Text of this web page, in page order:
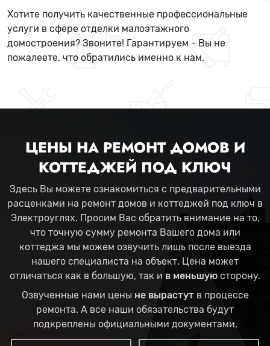
Хотите получить качественные профессиональные
услуги в сфере отделки малоэтажного
домостроения? Звоните! Гарантируем - Вы не
пожалеете, что обратились именно к нам.
ЦЕНЫ НА РЕМОНТ ДОМОВ И
КОТТЕДЖЕЙ ПОД КЛЮЧ
Здесь Вы можете ознакомиться с предварительными
расценками на ремонт домов и коттеджей под ключ в
Электроуглях. Просим Вас обратить внимание на то,
что точную сумму ремонта Вашего дома или
коттеджа мы можем озвучить лишь после выезда
нашего специалиста на объект. Цена может
отличаться как в большую, так ив меньшую сторону.
Озвученные нами цены не вырастутв процессе
ремонта. А все наши обязательства будут
подкреплены официальными документами.